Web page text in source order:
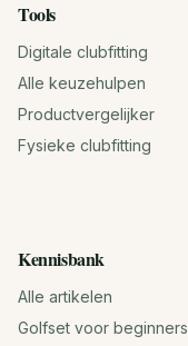
Tools
Digitale clubfitting
Alle keuzehulpen
Productvergelijker
Fysieke clubfitting
Kennisbank
Alle artikelen
Golfset voor beginners